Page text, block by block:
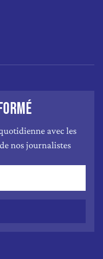
avec les
nos journalistes